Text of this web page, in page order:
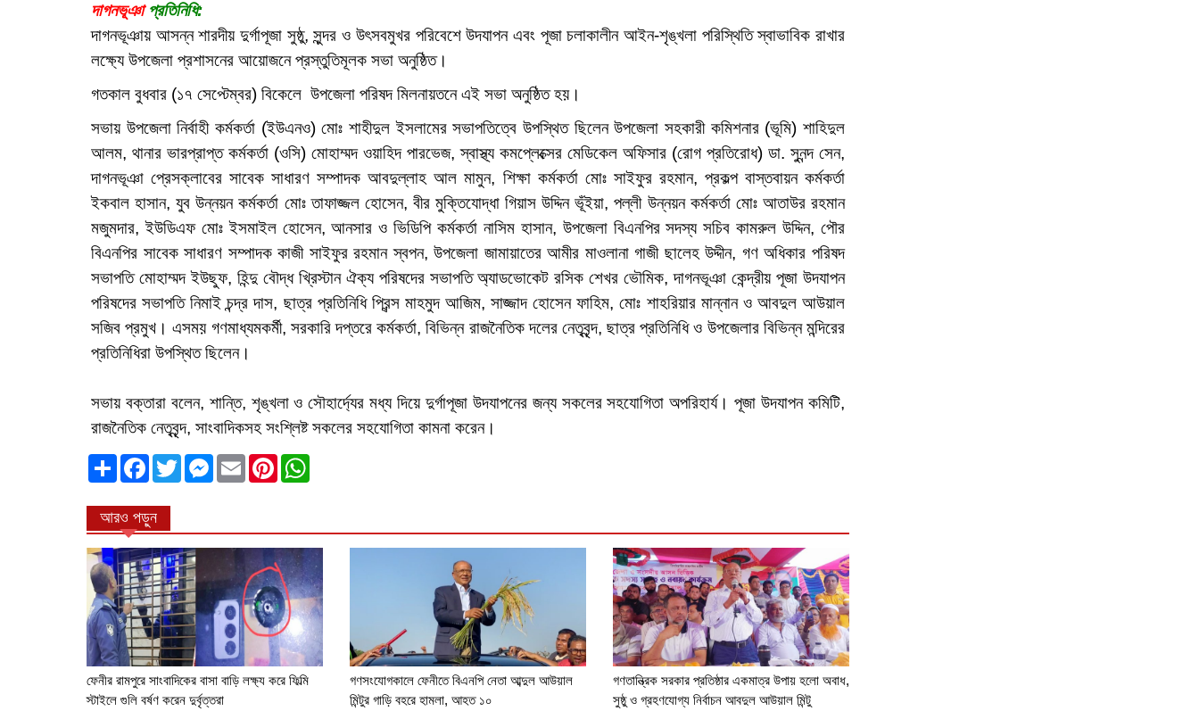
দাগনভূঞা প্রতিনিধি:
দাগনভূঞায় আসন্ন শারদীয় দুর্গাপূজা সুষ্ঠু, সুন্দর ও উৎসবমুখর পরিবেশে উদযাপন এবং পূজা চলাকালীন আইন-শৃঙ্খলা পরিস্থিতি স্বাভাবিক রাখার
লক্ষ্যে উপজেলা প্রশাসনের আয়োজনে প্রস্তুতিমূলক সভা অনুষ্ঠিত।
গতকাল বুধবার (১৭ সেপ্টেম্বর) বিকেলে উপজেলা পরিষদ মিলনায়তনে এই সভা অনুষ্ঠিত হয়।
‎সভায় উপজেলা নির্বাহী কর্মকর্তা (ইউএনও) মোঃ শাহীদুল ইসলামের সভাপতিত্বে উপস্থিত ছিলেন উপজেলা সহকারী কমিশনার (ভূমি) শাহিদুল
আলম, থানার ভারপ্রাপ্ত কর্মকর্তা (ওসি) মোহাম্মদ ওয়াহিদ পারভেজ, স্বাস্থ্য কমপ্লেক্সের মেডিকেল অফিসার (রোগ প্রতিরোধ) ডা. সুনন্দ সেন,
দাগনভূঞা প্রেসক্লাবের সাবেক সাধারণ সম্পাদক আবদুল্লাহ আল মামুন, শিক্ষা কর্মকর্তা মোঃ সাইফুর রহমান, প্রকল্প বাস্তবায়ন কর্মকর্তা
ইকবাল হাসান, যুব উন্নয়ন কর্মকর্তা মোঃ তাফাজ্জল হোসেন, বীর মুক্তিযোদ্ধা গিয়াস উদ্দিন ভূঁইয়া, পল্লী উন্নয়ন কর্মকর্তা মোঃ আতাউর রহমান
মজুমদার, ইউডিএফ মোঃ ইসমাইল হোসেন, আনসার ও ভিডিপি কর্মকর্তা নাসিম হাসান, উপজেলা বিএনপির সদস্য সচিব কামরুল উদ্দিন, পৌর
বিএনপির সাবেক সাধারণ সম্পাদক কাজী সাইফুর রহমান স্বপন, উপজেলা জামায়াতের আমীর মাওলানা গাজী ছালেহ উদ্দীন, গণ অধিকার পরিষদ
সভাপতি মোহাম্মদ ইউছুফ, হিন্দু বৌদ্ধ খ্রিস্টান ঐক্য পরিষদের সভাপতি অ্যাডভোকেট রসিক শেখর ভৌমিক, দাগনভূঞা কেন্দ্রীয় পূজা উদযাপন
পরিষদের সভাপতি নিমাই চন্দ্র দাস, ছাত্র প্রতিনিধি প্রিন্স মাহমুদ আজিম, সাজ্জাদ হোসেন ফাহিম, মোঃ শাহরিয়ার মান্নান ও আবদুল আউয়াল
সজিব প্রমুখ। এসময় গণমাধ্যমকর্মী, সরকারি দপ্তরে কর্মকর্তা, বিভিন্ন রাজনৈতিক দলের নেতৃবৃন্দ, ছাত্র প্রতিনিধি ও উপজেলার বিভিন্ন মন্দিরের
প্রতিনিধিরা উপস্থিত ছিলেন।
‎সভায় বক্তারা বলেন, শান্তি, শৃঙ্খলা ও সৌহার্দ্যের মধ্য দিয়ে দুর্গাপূজা উদযাপনের জন্য সকলের সহযোগিতা অপরিহার্য। পূজা উদযাপন কমিটি,
রাজনৈতিক নেতৃবৃন্দ, সাংবাদিকসহ সংশ্লিষ্ট সকলের সহযোগিতা কামনা করেন।
ভাগাভাগি
করুন
Facebook
TwitterMessenger
EmailPinterest
আরও পড়ুন
ফেনীর রামপুরে সাংবাদিকের বাসা বাড়ি লক্ষ্য করে ফিল্মি
স্টাইলে গুলি বর্ষণ করেন দুর্বৃত্তরা
গণসংযোগকালে ফেনীতে বিএনপি নেতা আব্দুল আউয়াল
মিন্টুর গাড়ি বহরে হামলা, আহত ১০
গণতান্ত্রিক সরকার প্রতিষ্ঠার একমাত্র উপায় হলো অবাধ,
সুষ্ঠু ও গ্রহণযোগ্য নির্বাচন আবদুল আউয়াল মিন্টু